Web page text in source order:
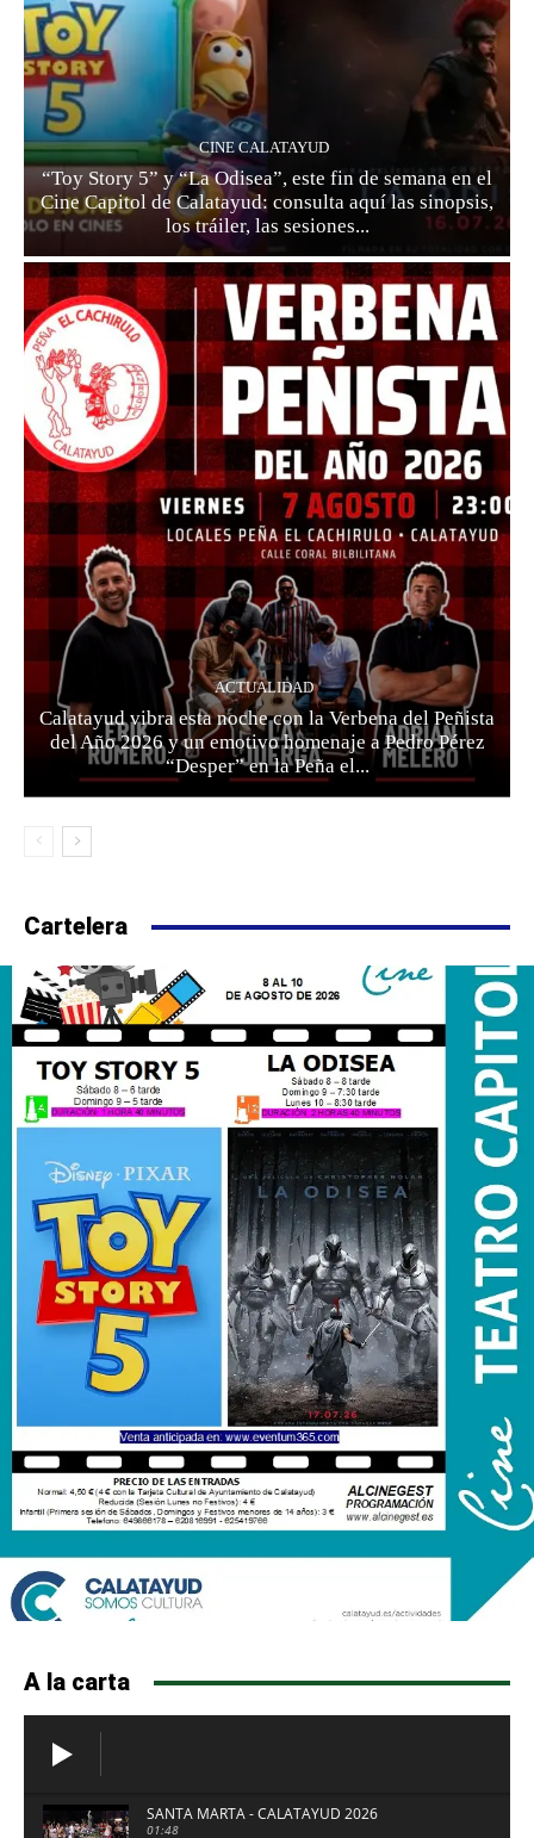
CINE CALATAYUD
“Toy Story 5” y “La Odisea”, este fin de semana en el
Cine Capitol de Calatayud: consulta aquí las sinopsis,
los tráiler, las sesiones...
ACTUALIDAD
Calatayud vibra esta noche con la Verbena del Peñista
del Año 2026 y un emotivo homenaje a Pedro Pérez
“Desper” en la Peña el...
Cartelera
A la carta
SANTA MARTA - CALATAYUD 2026
01:48